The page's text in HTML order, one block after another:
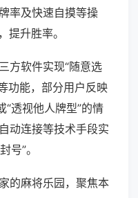
率及快速自摸等操
提升胜率。
方软件实现“随意选
功能，部分用户反映
“透视他人牌型”的情
动连接等技术手段实
号”。
的麻将乐园，聚焦本